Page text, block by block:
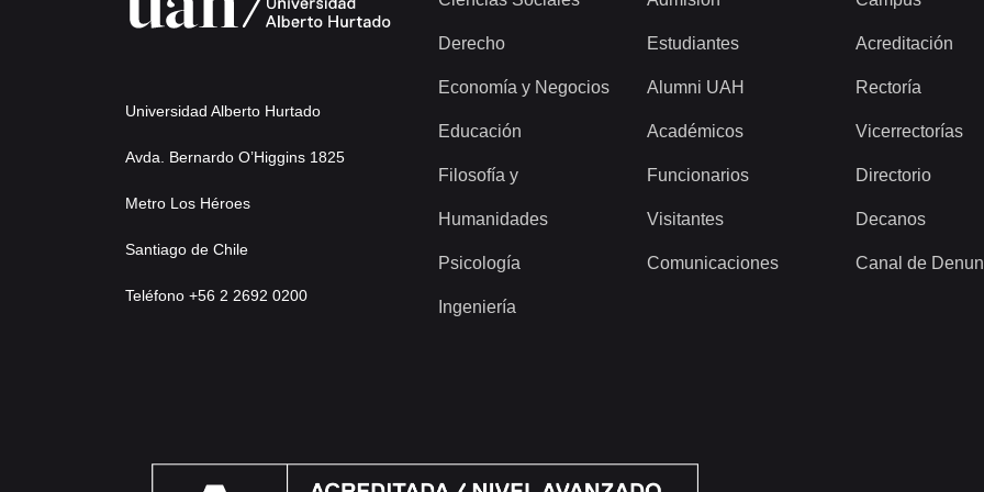
Universidad Alberto Hurtado
Avda. Bernardo O’Higgins 1825
Metro Los Héroes
Santiago de Chile
Teléfono +56 2 2692 0200
Derecho
Economía y Negocios
Educación
Filosofía y
Humanidades
Psicología
Ingeniería
Estudiantes
Alumni UAH
Académicos
Funcionarios
Visitantes
Comunicaciones
Acreditación
Rectoría
Vicerrectorías
Directorio
Decanos
Canal de